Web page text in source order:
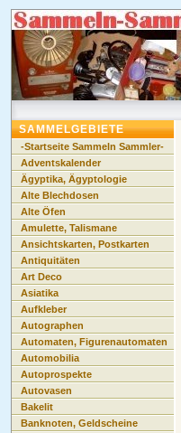
SAMMELGEBIETE
-Startseite Sammeln Sammler-
Adventskalender
Ägyptika, Ägyptologie
Alte Blechdosen
Alte Öfen
Amulette, Talismane
Ansichtskarten, Postkarten
Antiquitäten
Art Deco
Asiatika
Aufkleber
Autographen
Automaten, Figurenautomaten
Automobilia
Autoprospekte
Autovasen
Bakelit
Banknoten, Geldscheine